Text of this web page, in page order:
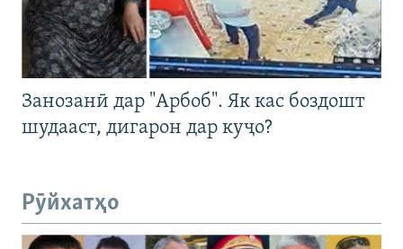
Занозанӣ дар "Арбоб". Як кас боздошт
шудааст, дигарон дар куҷо?
Рӯйхатҳо